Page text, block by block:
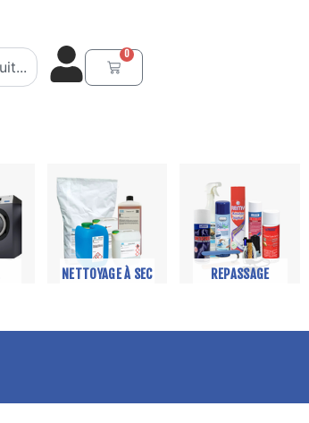
0
Panier
NETTOYAGE À SEC REPASSAGE